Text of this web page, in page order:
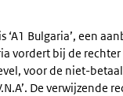
‘A1 Bulgaria’, een
vordert bij de
voor de niet-
De verwijzende